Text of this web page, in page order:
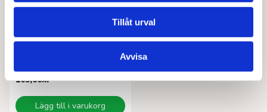
Tillåt urval
Avvisa
Flytande tvättmedel oparfymerad 1 l
109,00kr
Lägg till i varukorg